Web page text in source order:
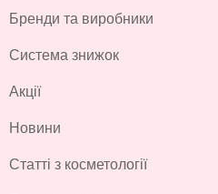
Бренди та виробники
Система знижок
Акції
Новини
Статті з косметології